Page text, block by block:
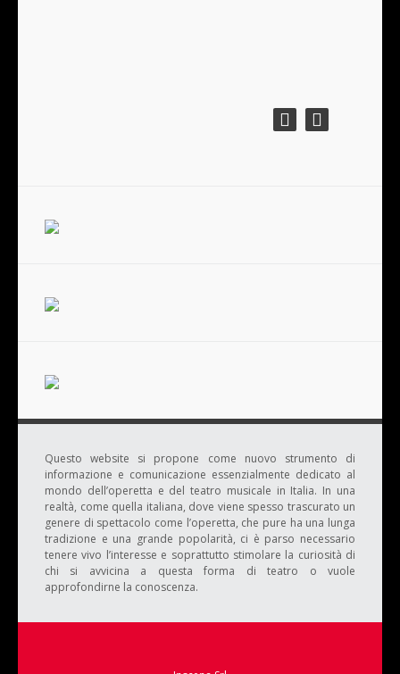
Questo website si propone come nuovo strumento di
informazione e comunicazione essenzialmente dedicato al
mondo dell’operetta e del teatro musicale in Italia. In una
realtà, come quella italiana, dove viene spesso trascurato un
genere di spettacolo come l’operetta, che pure ha una lunga
tradizione e una grande popolarità, ci è parso necessario
tenere vivo l’interesse e soprattutto stimolare la curiosità di
chi si avvicina a questa forma di teatro o vuole
approfondirne la conoscenza.